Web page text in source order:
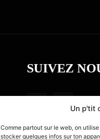
Un p'tit
Comme partout sur le web, on
stocker quelques infos sur ton
SUIVEZ